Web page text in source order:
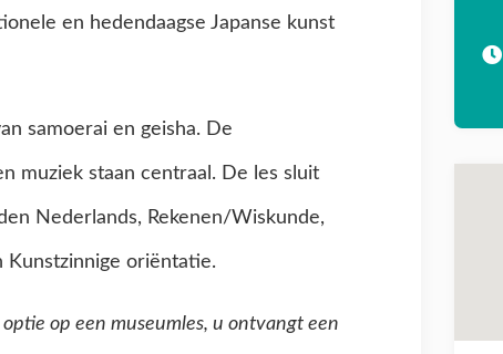
en hedendaagse Japanse kunst
samoerai en geisha. De
muziek staan centraal. De les sluit
Nederlands, Rekenen/Wiskunde,
oriëntatie.
op een museumles, u ontvangt een